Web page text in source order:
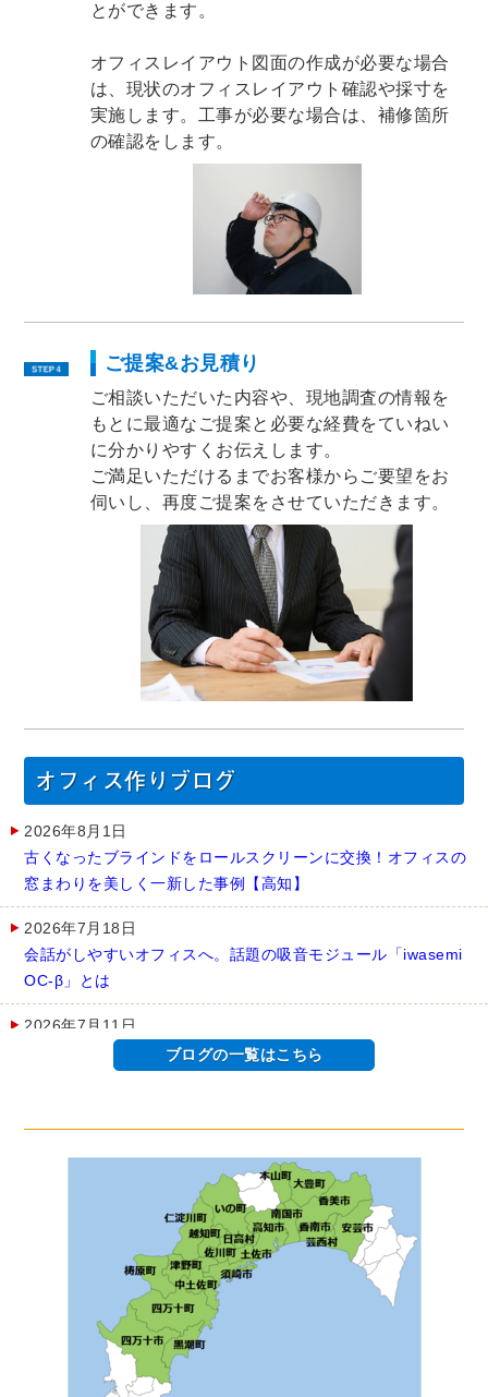
とができます。
オフィスレイアウト図面の作成が必要な場合
は、現状のオフィスレイアウト確認や採寸を
実施します。工事が必要な場合は、補修箇所
の確認をします。
ご提案&お見積り
ご相談いただいた内容や、現地調査の情報を
もとに最適なご提案と必要な経費をていねい
に分かりやすくお伝えします。
ご満足いただけるまでお客様からご要望をお
伺いし、再度ご提案をさせていただきます。
オフィス作りブログ
2026年8月1日
古くなったブラインドをロールスクリーンに交換！オフィスの
窓まわりを美しく一新した事例【高知】
2026年7月18日
会話がしやすいオフィスへ。話題の吸音モジュール「iwasemi
OC-β」とは
2026年7月11日
オフィス移転・レイアウト変更前に知っておきたいOAフロア
執務室通路部分のOAフロア化事例｜空間を無駄なく活用した
オフィスリニューアル
オルガテック東京2026で再注目！コクヨ「ing Cloud（イング
クラウド）」とは
2026年5月27日
ブログの一覧はこちら